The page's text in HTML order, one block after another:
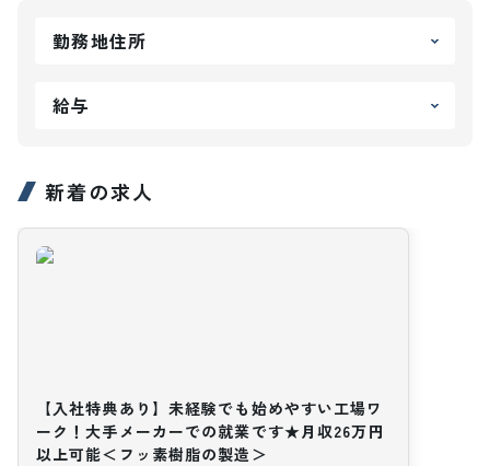
勤務地住所
給与
新着の求人
【入社特典あり】未経験でも始めやすい工場ワ
ーク！大手メーカーでの就業です★月収26万円
以上可能＜フッ素樹脂の製造＞